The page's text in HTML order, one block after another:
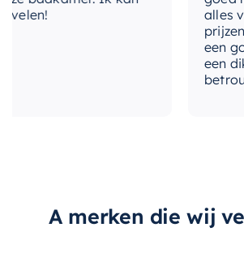
opbergruimte te creëren, de
is een
combineert functionaliteit met
met design. Kies voor de
2-3 weken
Nee, los bij
alles
prijzen
een
een
A merken die wij